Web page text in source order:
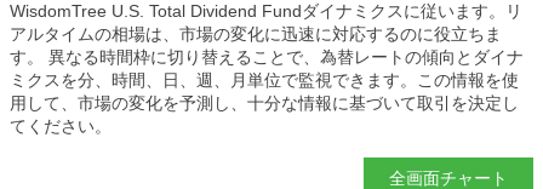
WisdomTree U.S. Total Dividend Fundダイナミクスに従います。リ
アルタイムの相場は、市場の変化に迅速に対応するのに役立ちま
す。 異なる時間枠に切り替えることで、為替レートの傾向とダイナ
ミクスを分、時間、日、週、月単位で監視できます。この情報を使
用して、市場の変化を予測し、十分な情報に基づいて取引を決定し
てください。
全画面チャート